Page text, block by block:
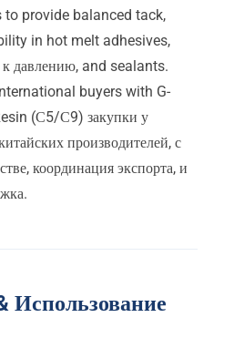
provide balanced tack,
in hot melt adhesives,
к давлению, and sealants.
buyers with G-
(С5/С9) закупки у
производителей, с
координация экспорта, и
Использование